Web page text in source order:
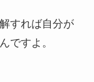
すれば自分が
ですよ。